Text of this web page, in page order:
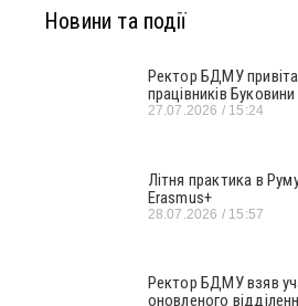
Новини та події
Ректор БДМУ
працівників Буковини
27.07.2026 15:24
Літня практика в
Erasmus+
28.07.2026 15:57
Ректор БДМУ взяв
оновленого